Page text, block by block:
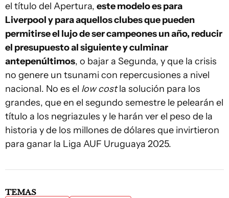
el título del Apertura, este modelo es para
Liverpool y para aquellos clubes que pueden
permitirse el lujo de ser campeones un año, reducir
el presupuesto al siguiente y culminar
antepenúltimos, o bajar a Segunda, y que la crisis
no genere un tsunami con repercusiones a nivel
nacional. No es el low costla solución para los
grandes, que en el segundo semestre le pelearán el
título a los negriazules y le harán ver el peso de la
historia y de los millones de dólares que invirtieron
para ganar la Liga AUF Uruguaya 2025.
TEMAS